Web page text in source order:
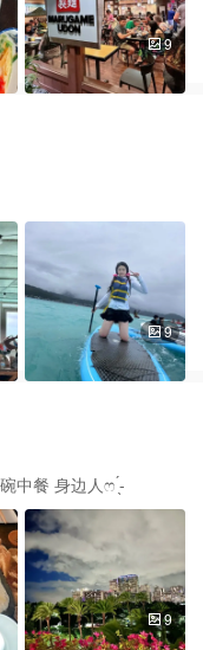
9
9
365ˣ⁹ ꒰ ɞ̴̶̷ ·̮ ɞ̴̶̷ ꒱⑅ 🐾 ᯓ🎀幸福在当下 眼中景 碗中餐 身边人ෆ ̖́-
9